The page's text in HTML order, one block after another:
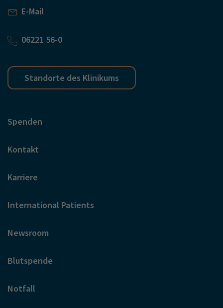
E-Mail
06221 56-0
Standorte des Klinikums
Spenden
Kontakt
Karriere
International Patients
Newsroom
Blutspende
Notfall